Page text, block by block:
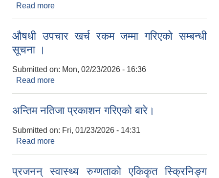
Read more
औषधी उपचार खर्च रकम जम्मा गरिएको सम्बन्धी
सूचना ।
Submitted on: Mon, 02/23/2026 - 16:36
Read more
अन्तिम नतिजा प्रकाशन गरिएको बारे।
Submitted on: Fri, 01/23/2026 - 14:31
Read more
प्रजनन् स्वास्थ्य रुग्णताको एकिकृत स्क्रिनिङ्ग